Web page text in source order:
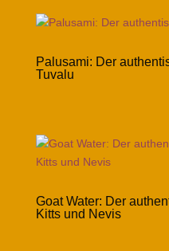
Palusami: Der
Tuvalu
Goat Water: Der
Kitts und Nevis